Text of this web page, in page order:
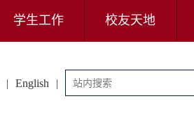
学生工作 校友天地
| English |